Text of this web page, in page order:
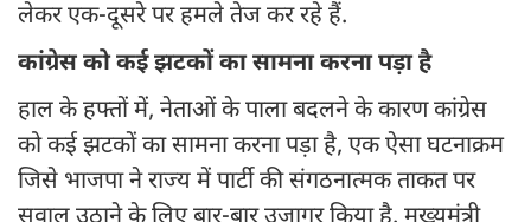
लेकर एक-दूसरे पर हमले तेज कर रहे हैं.
कांग्रेस को कई झटकों का सामना करना पड़ा है
हाल के हफ्तों में, नेताओं के पाला बदलने के कारण कांग्रेस
को कई झटकों का सामना करना पड़ा है, एक ऐसा घटनाक्रम
जिसे भाजपा ने राज्य में पार्टी की संगठनात्मक ताकत पर